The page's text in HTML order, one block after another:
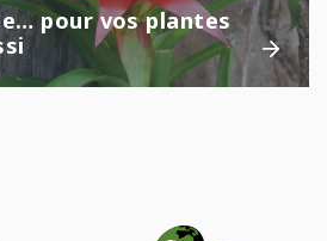
pour vos plantes